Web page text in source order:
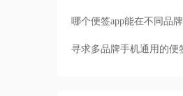
哪个便签app能在不同品
寻求多品牌手机通用的便